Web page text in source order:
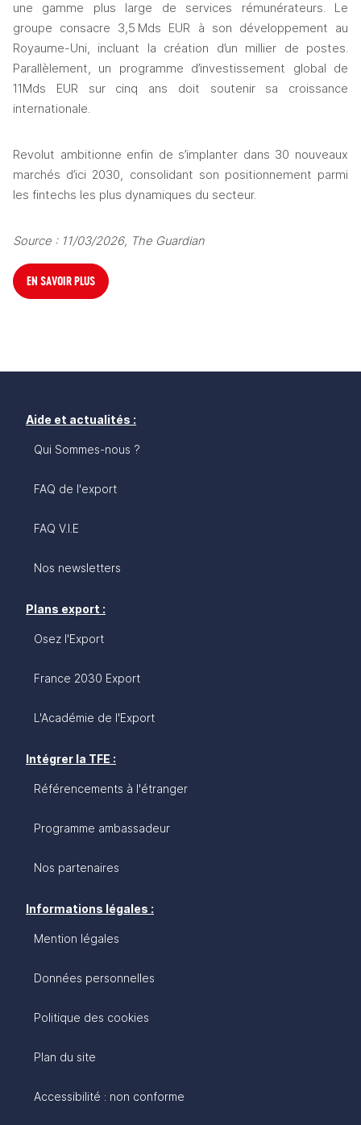
une gamme plus large de services rémunérateurs. Le
groupe consacre 3,5 Mds EUR à son développement au
Royaume-Uni, incluant la création d’un millier de postes.
Parallèlement, un programme d’investissement global de
11Mds EUR sur cinq ans doit soutenir sa croissance
internationale.
Revolut ambitionne enfin de s’implanter dans 30 nouveaux
marchés d’ici 2030, consolidant son positionnement parmi
les fintechs les plus dynamiques du secteur.
Source : 11/03/2026, The Guardian
EN SAVOIR PLUS
Aide et actualités :
Qui Sommes-nous ?
FAQ de l'export
FAQ V.I.E
Nos newsletters
Plans export :
Osez l'Export
France 2030 Export
L'Académie de l'Export
Intégrer la TFE :
Référencements à l'étranger
Programme ambassadeur
Nos partenaires
Informations légales :
Mention légales
Données personnelles
Politique des cookies
Plan du site
Accessibilité : non conforme